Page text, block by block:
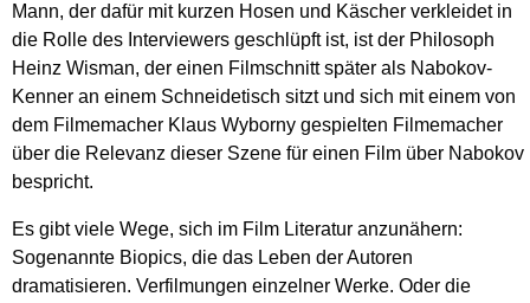
Mann, der dafür mit kurzen Hosen und Käscher verkleidet in
die Rolle des Interviewers geschlüpft ist, ist der Philosoph
Heinz Wisman, der einen Filmschnitt später als Nabokov-
Kenner an einem Schneidetisch sitzt und sich mit einem von
dem Filmemacher Klaus Wyborny gespielten Filmemacher
über die Relevanz dieser Szene für einen Film über Nabokov
bespricht.
Es gibt viele Wege, sich im Film Literatur anzunähern:
Sogenannte Biopics, die das Leben der Autoren
dramatisieren. Verfilmungen einzelner Werke. Oder die